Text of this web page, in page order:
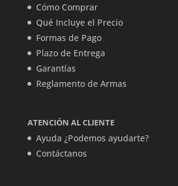
Cómo Comprar
Qué Incluye el Precio
Formas de Pago
Plazo de Entrega
Garantías
Reglamento de Armas
ATENCIÓN AL CLIENTE
Ayuda ¿Podemos ayudarte?
Contáctanos